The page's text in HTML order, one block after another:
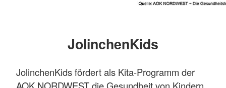
JolinchenKids
JolinchenKids fördert als Kita-Programm der
AOK NORDWEST die Gesundheit von Kindern